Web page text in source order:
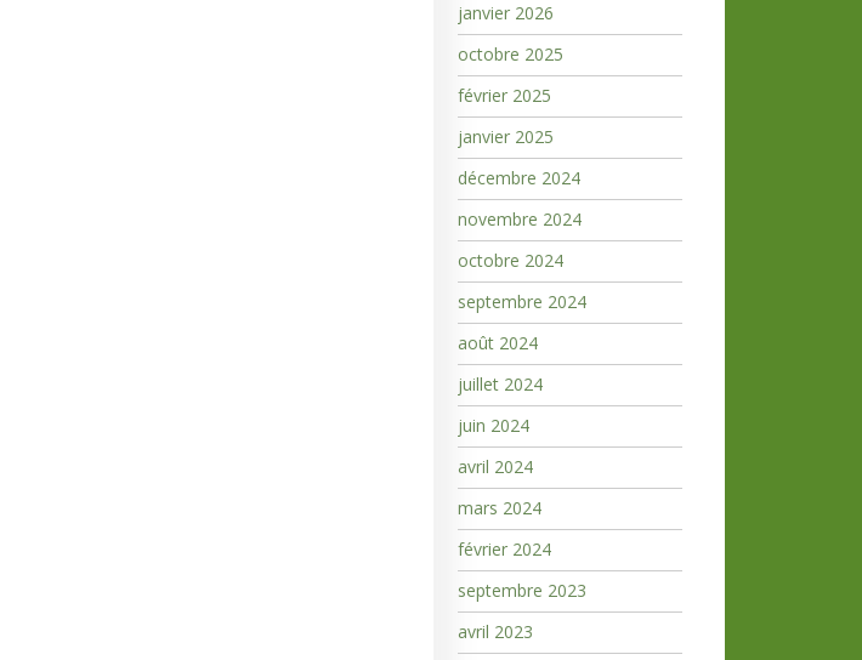
janvier 2026
octobre 2025
février 2025
janvier 2025
décembre 2024
novembre 2024
octobre 2024
septembre 2024
août 2024
juillet 2024
juin 2024
avril 2024
mars 2024
février 2024
septembre 2023
avril 2023